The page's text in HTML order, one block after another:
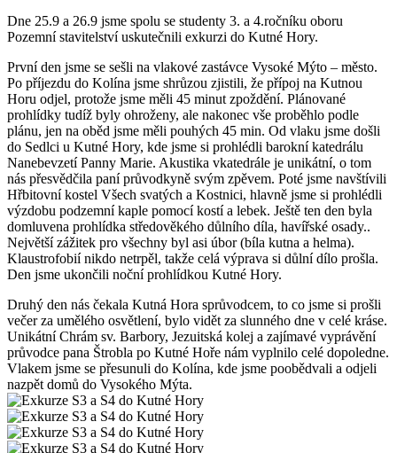
Dne 25.9 a 26.9 jsme spolu se studenty 3. a 4.ročníku oboru
Pozemní stavitelství uskutečnili exkurzi do Kutné Hory.
První den jsme se sešli na vlakové zastávce Vysoké Mýto – město.
Po příjezdu do Kolína jsme shrůzou zjistili, že přípoj na Kutnou
Horu odjel, protože jsme měli 45 minut zpoždění. Plánované
prohlídky tudíž byly ohroženy, ale nakonec vše proběhlo podle
plánu, jen na oběd jsme měli pouhých 45 min. Od vlaku jsme došli
do Sedlci u Kutné Hory, kde jsme si prohlédli barokní katedrálu
Nanebevzetí Panny Marie. Akustika vkatedrále je unikátní, o tom
nás přesvědčila paní průvodkyně svým zpěvem. Poté jsme navštívili
Hřbitovní kostel Všech svatých a Kostnici, hlavně jsme si prohlédli
výzdobu podzemní kaple pomocí kostí a lebek. Ještě ten den byla
domluvena prohlídka středověkého důlního díla, havířské osady..
Největší zážitek pro všechny byl asi úbor (bíla kutna a helma).
Klaustrofobií nikdo netrpěl, takže celá výprava si důlní dílo prošla.
Den jsme ukončili noční prohlídkou Kutné Hory.
Druhý den nás čekala Kutná Hora sprůvodcem, to co jsme si prošli
večer za umělého osvětlení, bylo vidět za slunného dne v celé kráse.
Unikátní Chrám sv. Barbory, Jezuitská kolej a zajímavé vyprávění
průvodce pana Štrobla po Kutné Hoře nám vyplnilo celé dopoledne.
Vlakem jsme se přesunuli do Kolína, kde jsme poobědvali a odjeli
nazpět domů do Vysokého Mýta.